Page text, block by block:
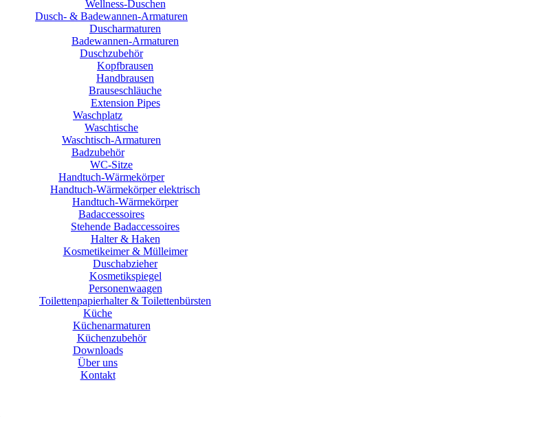
Wellness-Duschen
Dusch- & Badewannen-Armaturen
Duscharmaturen
Badewannen-Armaturen
Duschzubehör
Kopfbrausen
Handbrausen
Brauseschläuche
Extension Pipes
Waschplatz
Waschtische
Waschtisch-Armaturen
Badzubehör
WC-Sitze
Handtuch-Wärmekörper
Handtuch-Wärmekörper elektrisch
Handtuch-Wärmekörper
Badaccessoires
Stehende Badaccessoires
Halter & Haken
Kosmetikeimer & Mülleimer
Duschabzieher
Kosmetikspiegel
Personenwaagen
Toilettenpapierhalter & Toilettenbürsten
Küche
Küchenarmaturen
Küchenzubehör
Downloads
Über uns
Kontakt